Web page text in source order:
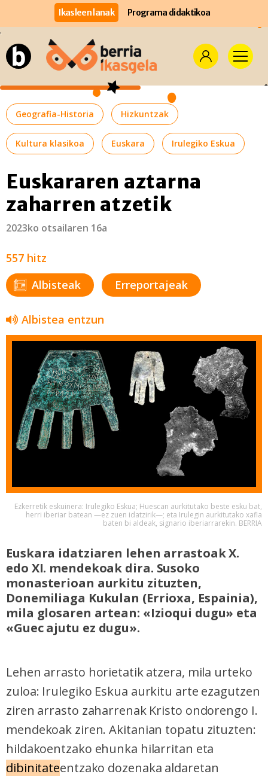
Ikasleen lanak Programa didaktikoa
Geografia-Historia Hizkuntzak
Kultura klasikoa Euskara Irulegiko Eskua
Euskararen aztarna
zaharren atzetik
2023ko otsailaren 16a
557 hitz
Albisteak
Erreportajeak
Albistea entzun
Ezkerretik eskuinera: Irulegiko Eskua; Huescan aurkitutako beste esku bat,
herri iberiar batean —ez zuen idatzirik—; eta Irulegin aurkitutako xafla
baten bi aldeak, signario iberiarrarekin. BERRIA
Euskara idatziaren lehen arrastoak X.
edo XI. mendekoak dira. Susoko
monasterioan aurkitu zituzten,
Donemiliaga Kukulan (Errioxa, Espainia),
mila glosaren artean: «Izioqui dugu» eta
«Guec ajutu ez dugu».
Lehen arrasto horietatik atzera, mila urteko
zuloa: Irulegiko Eskua aurkitu arte ezagutzen
ziren arrasto zaharrenak Kristo ondorengo I.
mendekoak ziren. Akitanian topatu zituzten:
hildakoentzako ehunka hilarritan eta
dibinitateentzako dozenaka aldaretan